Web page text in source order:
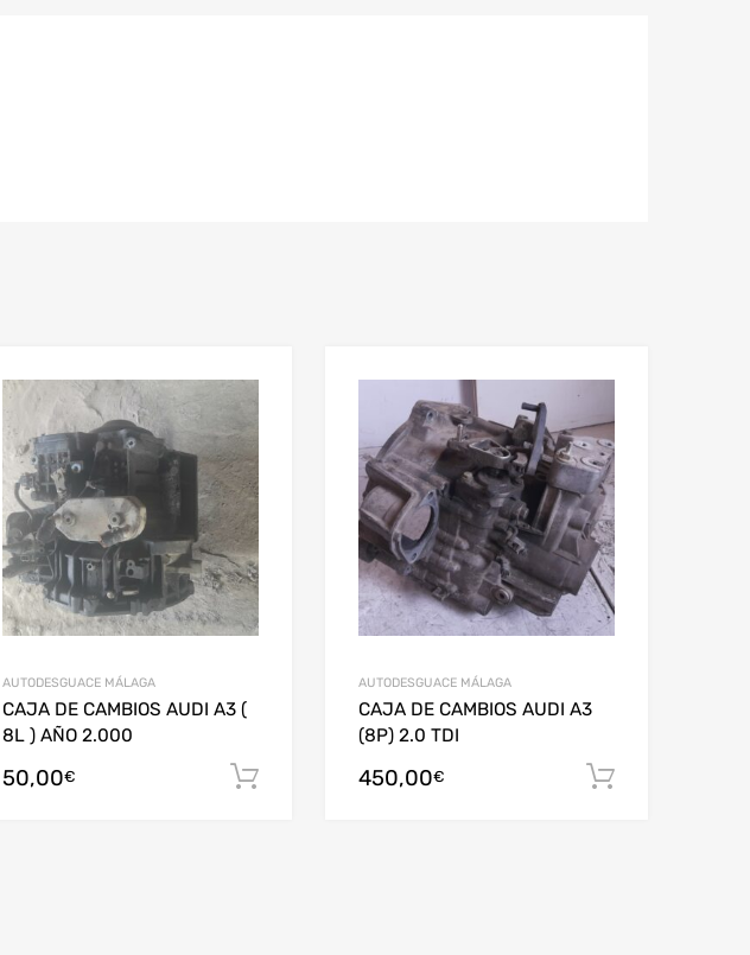
AUTODESGUACE MÁLAGA
CAJA DE CAMBIOS AUDI A3 (
8L ) AÑO 2.000
50,00€ Añadir al carrito
AUTODESGUACE MÁLAGA
CAJA DE CAMBIOS AUDI A3
(8P) 2.0 TDI
450,00€